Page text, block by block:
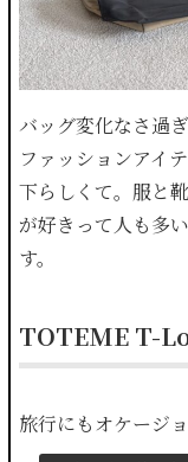
バッグ変化なさ過
ファッションアイ
下らしくて。服と
が好きって人も多
す。
TOTEME T-
旅行にもオケージ